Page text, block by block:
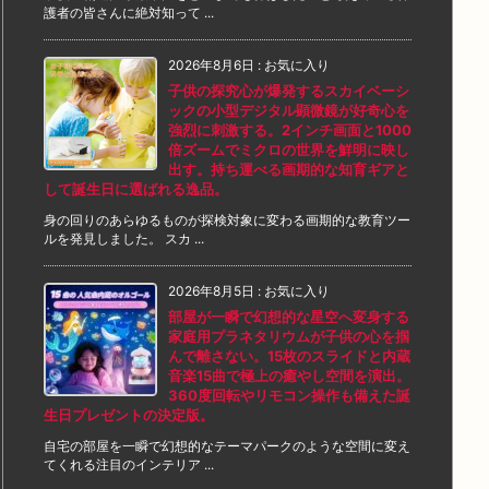
護者の皆さんに絶対知って ...
2026年8月6日 : お気に入り
子供の探究心が爆発するスカイベーシ
ックの小型デジタル顕微鏡が好奇心を
強烈に刺激する。2インチ画面と1000
倍ズームでミクロの世界を鮮明に映し
出す。持ち運べる画期的な知育ギアと
して誕生日に選ばれる逸品。
身の回りのあらゆるものが探検対象に変わる画期的な教育ツー
ルを発見しました。 スカ ...
2026年8月5日 : お気に入り
部屋が一瞬で幻想的な星空へ変身する
家庭用プラネタリウムが子供の心を掴
んで離さない。15枚のスライドと内蔵
音楽15曲で極上の癒やし空間を演出。
360度回転やリモコン操作も備えた誕
生日プレゼントの決定版。
自宅の部屋を一瞬で幻想的なテーマパークのような空間に変え
てくれる注目のインテリア ...